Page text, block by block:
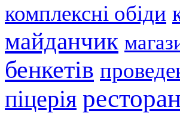
комплексні обіди
майданчик
бенкетів
піцерія ресторан